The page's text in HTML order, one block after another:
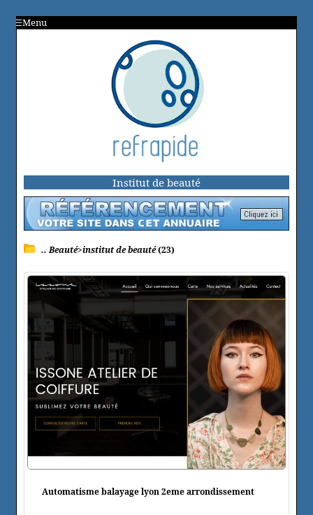
Menu
Institut de beauté
.. Beauté>institut de beauté(23)
Automatisme balayage lyon 2eme arrondissement